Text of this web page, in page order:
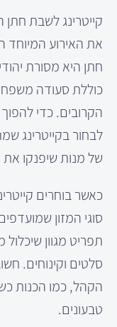
קייטרינג לשבת חתן
את האירוע המיוחד
חתן היא מסורת
כוללת סעודה
הקרובים. כדי
לבחור בקייטרינג
של מנות שיפנקו את
כאשר בוחרים
סוגי המזון
תפריט מגוון
סלטים וקינוחים.
הקהל, כמו הכנות
טבעונים.